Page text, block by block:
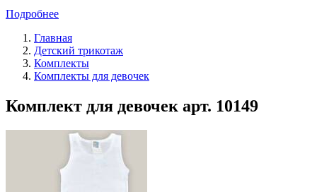
Подробнее
Главная
Детский трикотаж
Комплекты
Комплекты для девочек
Комплект для девочек арт. 10149